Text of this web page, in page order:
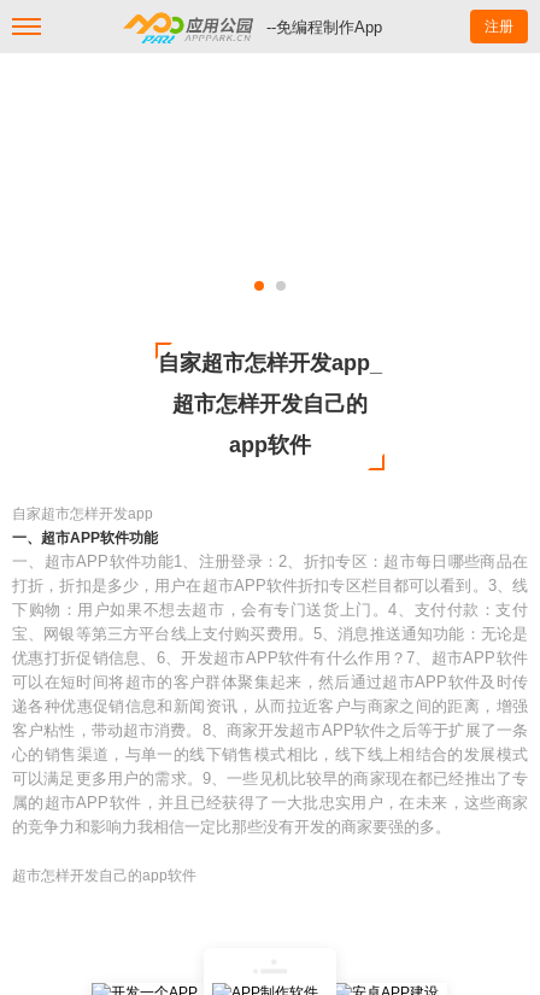
--免编程制作App 注册
自家超市怎样开发app_
超市怎样开发自己的
app软件
自家超市怎样开发app
一、超市APP软件功能
一、超市APP软件功能1、注册登录：2、折扣专区：超市每日哪些商品在
打折，折扣是多少，用户在超市APP软件折扣专区栏目都可以看到。3、线
下购物：用户如果不想去超市，会有专门送货上门。4、支付付款：支付
宝、网银等第三方平台线上支付购买费用。5、消息推送通知功能：无论是
优惠打折促销信息、6、开发超市APP软件有什么作用？7、超市APP软件
可以在短时间将超市的客户群体聚集起来，然后通过超市APP软件及时传
递各种优惠促销信息和新闻资讯，从而拉近客户与商家之间的距离，增强
客户粘性，带动超市消费。8、商家开发超市APP软件之后等于扩展了一条
心的销售渠道，与单一的线下销售模式相比，线下线上相结合的发展模式
可以满足更多用户的需求。9、一些见机比较早的商家现在都已经推出了专
属的超市APP软件，并且已经获得了一大批忠实用户，在未来，这些商家
的竞争力和影响力我相信一定比那些没有开发的商家要强的多。
超市怎样开发自己的app软件